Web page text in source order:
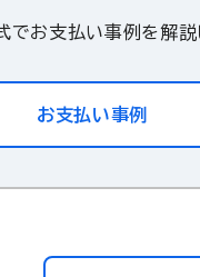
お支払い事例を解説
お支払い事例